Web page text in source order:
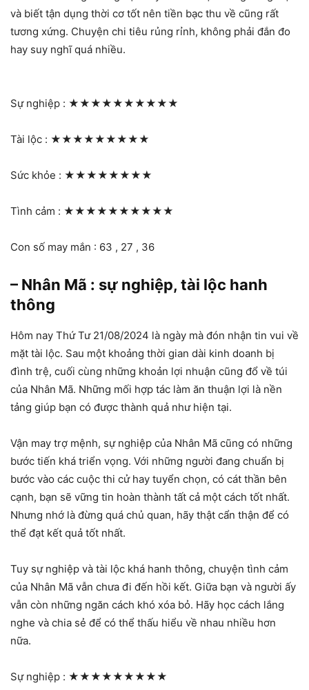
và biết tận dụng thời cơ tốt nên tiền bạc thu về cũng rất
tương xứng. Chuyện chi tiêu rủng rỉnh, không phải đắn đo
hay suy nghĩ quá nhiều.
Sự nghiệp : ★★★★★★★★★★
Tài lộc : ★★★★★★★★★
Sức khỏe : ★★★★★★★★
Tình cảm : ★★★★★★★★★★
Con số may mắn : 63 , 27 , 36
– Nhân Mã : sự nghiệp, tài lộc hanh
thông
Hôm nay Thứ Tư 21/08/2024 là ngày mà đón nhận tin vui về
mặt tài lộc. Sau một khoảng thời gian dài kinh doanh bị
đình trệ, cuối cùng những khoản lợi nhuận cũng đổ về túi
của Nhân Mã. Những mối hợp tác làm ăn thuận lợi là nền
tảng giúp bạn có được thành quả như hiện tại.
Vận may trợ mệnh, sự nghiệp của Nhân Mã cũng có những
bước tiến khá triển vọng. Với những người đang chuẩn bị
bước vào các cuộc thi cử hay tuyển chọn, có cát thần bên
cạnh, bạn sẽ vững tin hoàn thành tất cả một cách tốt nhất.
Nhưng nhớ là đừng quá chủ quan, hãy thật cẩn thận để có
thể đạt kết quả tốt nhất.
Tuy sự nghiệp và tài lộc khá hanh thông, chuyện tình cảm
của Nhân Mã vẫn chưa đi đến hồi kết. Giữa bạn và người ấy
vẫn còn những ngăn cách khó xóa bỏ. Hãy học cách lắng
nghe và chia sẻ để có thể thấu hiểu về nhau nhiều hơn
nữa.
Sự nghiệp : ★★★★★★★★★